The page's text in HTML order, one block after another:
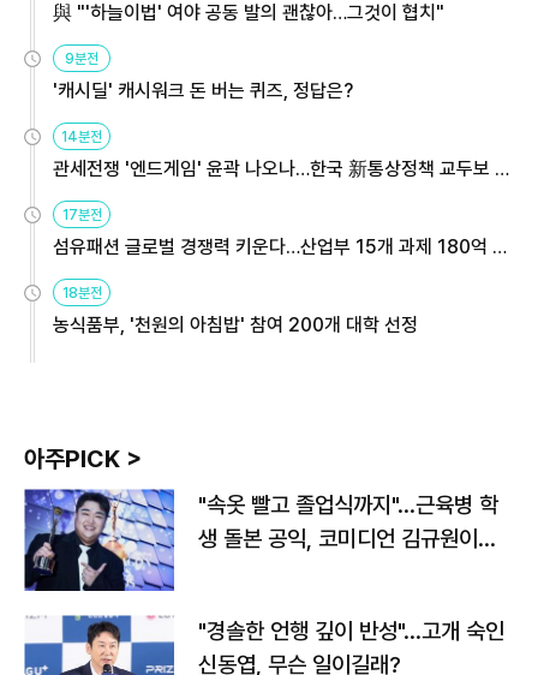
與 "'하늘이법' 여야 공동 발의 괜찮아…그것이 협치"
9분전
'캐시딜' 캐시워크 돈 버는 퀴즈, 정답은?
14분전
관세전쟁 '엔드게임' 윤곽 나오나…한국 新통상정책 교두보 활
용해야
17분전
섬유패션 글로벌 경쟁력 키운다…산업부 15개 과제 180억 지
원
18분전
농식품부, '천원의 아침밥' 참여 200개 대학 선정
아주PICK >
"속옷 빨고 졸업식까지"…근육병 학
생 돌본 공익, 코미디언 김규원이었
"경솔한 언행 깊이 반성"…고개 숙인
신동엽, 무슨 일이길래?